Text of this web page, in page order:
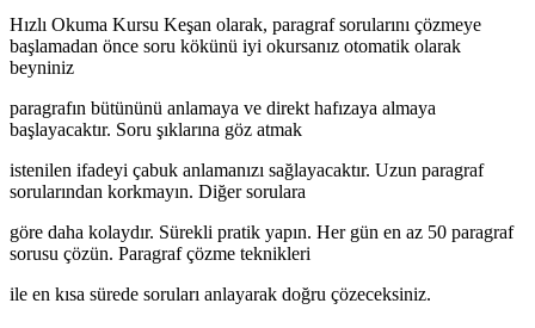
Hızlı Okuma Kursu Keşan olarak, paragraf sorularını çözmeye
başlamadan önce soru kökünü iyi okursanız otomatik olarak
beyniniz
paragrafın bütününü anlamaya ve direkt hafızaya almaya
başlayacaktır. Soru şıklarına göz atmak
istenilen ifadeyi çabuk anlamanızı sağlayacaktır. Uzun paragraf
sorularından korkmayın. Diğer sorulara
göre daha kolaydır. Sürekli pratik yapın. Her gün en az 50 paragraf
sorusu çözün. Paragraf çözme teknikleri
ile en kısa sürede soruları anlayarak doğru çözeceksiniz.